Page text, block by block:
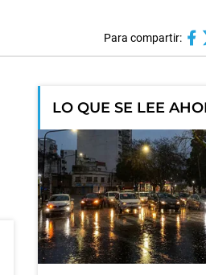
Para compartir:
LO QUE SE LEE